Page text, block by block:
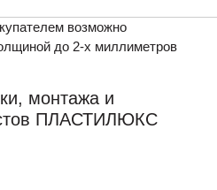
возможно
до 2-х миллиметров
монтажа и
ПЛАСТИЛЮКС